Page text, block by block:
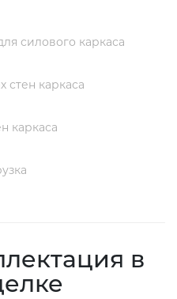
силового каркаса
стен каркаса
каркаса
в